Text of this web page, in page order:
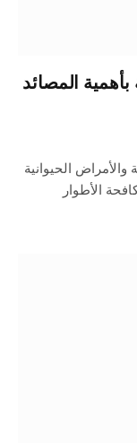
بأهمية المصائد
والأمراض الحيوانية
الأطوار